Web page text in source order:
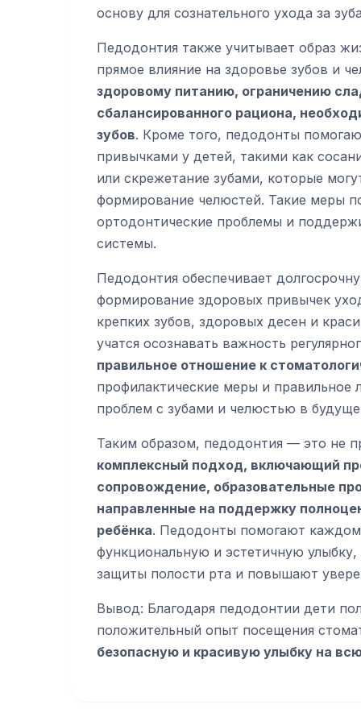
основу для сознательного ухода за
Педодонтия также учитывает образ
прямое влияние на здоровье зубов и
здоровому питанию, ограничению
сбалансированного рациона,
зубов. Кроме того, педодонты
привычками у детей, такими как
или скрежетание зубами, которые
формирование челюстей. Такие меры
ортодонтические проблемы и
системы.
Педодонтия обеспечивает
формирование здоровых привычек
крепких зубов, здоровых десен и
учатся осознавать важность
правильное отношение к
профилактические меры и правильное
проблем с зубами и челюстью в
Таким образом, педодонтия — это не
комплексный подход, включающий
сопровождение, образовательные
направленные на поддержку
ребёнка. Педодонты помогают
функциональную и эстетичную
защиты полости рта и повышают
Вывод: Благодаря педодонтии дети
положительный опыт посещения
безопасную и красивую улыбку на